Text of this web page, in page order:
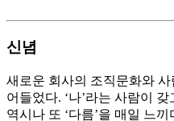
신념
새로운 회사의 조직문화와
어들었다. ‘나’라는 사람이
역시나 또 ‘다름’을 매일 느